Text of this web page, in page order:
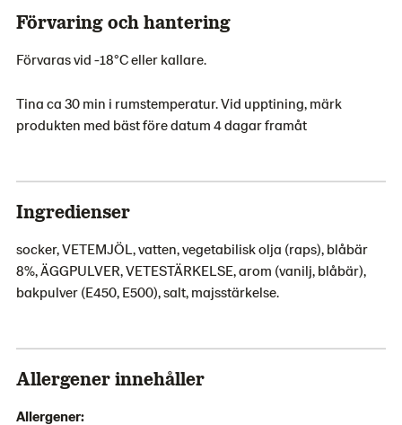
Förvaring och hantering
Förvaras vid -18°C eller kallare.
Tina ca 30 min i rumstemperatur. Vid upptining, märk
produkten med bäst före datum 4 dagar framåt
Ingredienser
socker, VETEMJÖL, vatten, vegetabilisk olja (raps), blåbär
8%, ÄGGPULVER, VETESTÄRKELSE, arom (vanilj, blåbär),
bakpulver (E450, E500), salt, majsstärkelse.
Allergener innehåller
Allergener: